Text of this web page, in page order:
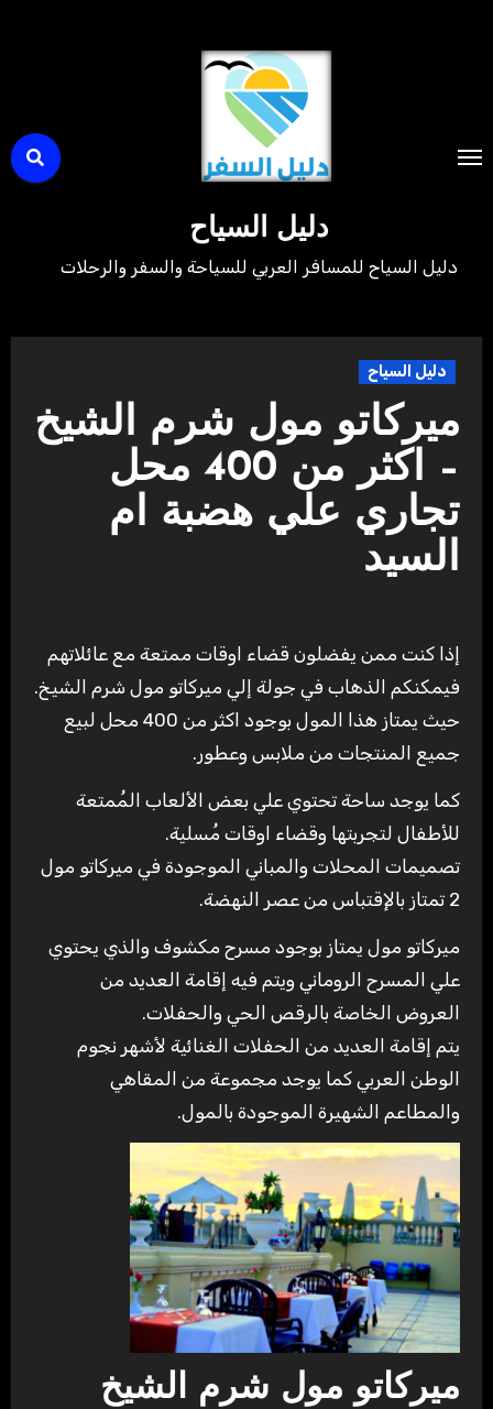
دليل السياح
دليل السياح للمسافر العربي للسياحة والسفر والرحلات
دليل السياح
ميركاتو مول شرم الشيخ
– اكثر من 400 محل
تجاري علي هضبة ام
السيد
فيمكنكم الذهاب في جولة إلي ميركاتو مول شرم الشيخ.
حيث يمتاز هذا المول بوجود اكثر من 400 محل لبيع
جميع المنتجات من ملابس وعطور.
كما يوجد ساحة تحتوي علي بعض الألعاب المُمتعة
للأطفال لتجربتها وقضاء اوقات مُسلية.
تصميمات المحلات والمباني الموجودة في ميركاتو مول
2 تمتاز بالإقتباس من عصر النهضة.
ميركاتو مول يمتاز بوجود مسرح مكشوف والذي يحتوي
علي المسرح الروماني ويتم فيه إقامة العديد من
العروض الخاصة بالرقص الحي والحفلات.
يتم إقامة العديد من الحفلات الغنائية لأشهر نجوم
الوطن العربي كما يوجد مجموعة من المقاهي
والمطاعم الشهيرة الموجودة بالمول.
ميركاتو مول شرم الشيخ